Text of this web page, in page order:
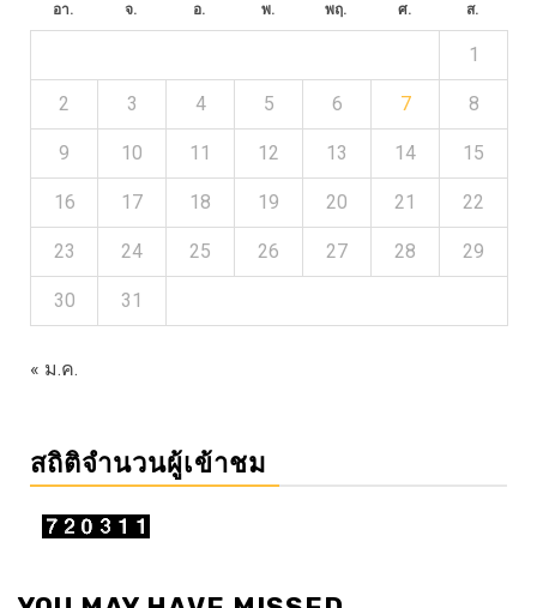
อา. จ. อ. พ. พฤ. ศ. ส.
1
2 3 4 5 6 7 8
9 10 11 12 13 14 15
16 17 18 19 20 21 22
23 24 25 26 27 28 29
30 31
« ม.ค.
สถิติจำนวนผู้เข้าชม